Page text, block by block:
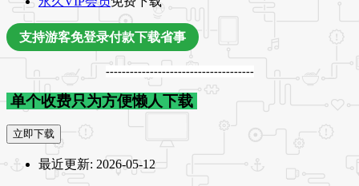
支持游客免登录付款下载省事
-------------------------------------
单个收费只为方便懒人下载
立即下载
最近更新: 2026-05-12